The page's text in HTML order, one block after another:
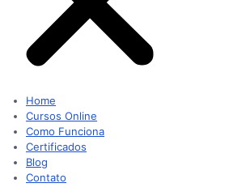
Home
Cursos Online
Como Funciona
Certificados
Blog
Contato